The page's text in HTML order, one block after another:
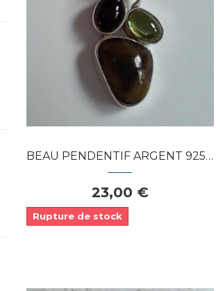
Dans mon panier
APERÇU RAPIDE
BEAU PENDENTIF ARGENT 925 TRIO DE TOURMALINES
23,00 €
Rupture de stock